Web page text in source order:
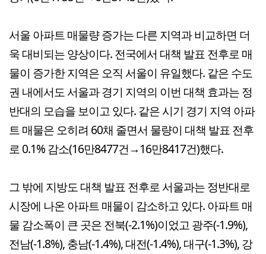
서울 아파트 매물량 증가는 다른 지역과 비교하면 더
욱 대비되는 양상이다. 전국에서 대책 발표 전후로 매
물이 증가한 지역은 오직 서울이 유일했다. 같은 수도
권 내에서도 서울과 경기 지역의 이번 대책 효과는 정
반대의 모습을 보이고 있다. 같은 시기 경기 지역 아파
트 매물은 오히려 60채 줄면서 물량이 대책 발표 전후
로 0.1% 감소(16만8477건→16만8417건)했다.
그 밖에 지방도 대책 발표 전후로 서울과는 정반대로
시장에 나온 아파트 매물이 감소하고 있다. 아파트 매
물 감소폭이 큰 곳은 전북(-2.1%)이었고 광주(-1.9%),
전남(-1.8%), 충남(-1.4%), 대전(-1.4%), 대구(-1.3%), 강